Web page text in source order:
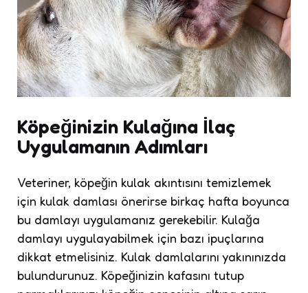
Köpeğinizin Kulağına İlaç
Uygulamanın Adımları
Veteriner, köpeğin kulak akıntısını temizlemek
için kulak damlası önerirse birkaç hafta boyunca
bu damlayı uygulamanız gerekebilir. Kulağa
damlayı uygulayabilmek için bazı ipuçlarına
dikkat etmelisiniz. Kulak damlalarını yakınınızda
bulundurunuz. Köpeğinizin kafasını tutup